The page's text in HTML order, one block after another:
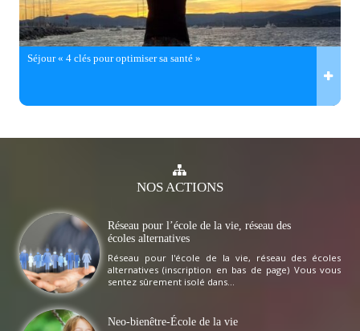
Séjour « 4 clés pour optimiser sa santé »
NOSACTIONS
Réseau pour l’école de la vie, réseau des
écoles alternatives
Réseau pour l'école de la vie, réseau des écoles
alternatives (inscription en bas de page) Vous vous
sentez sûrement isolé dans...
Neo-bienêtre-École de la vie